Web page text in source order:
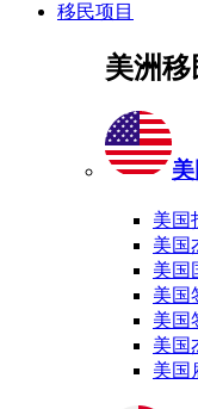
移民项目
美洲移
美
美国
美国
美国
美国
美国
美国
美国